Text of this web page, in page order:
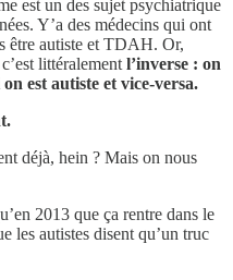
est un des sujet psychiatrique
Y’a des médecins qui ont
être autiste et TDAH. Or,
littéralement l’inverse : on
est autiste et vice-versa.
déjà, hein ? Mais on nous
2013 que ça rentre dans le
les autistes disent qu’un truc